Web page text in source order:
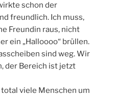
schon der
freundlich. Ich muss,
Freundin raus, nicht
ein „Halloooo“ brüllen.
sind weg. Wir
der Bereich ist jetzt
viele Menschen um